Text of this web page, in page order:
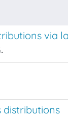
via
distributions